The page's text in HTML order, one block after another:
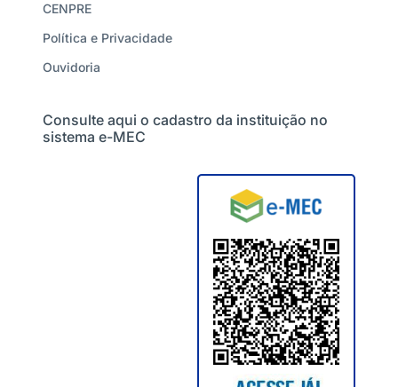
CENPRE
Política e Privacidade
Ouvidoria
Consulte aqui o cadastro da instituição no
sistema e-MEC